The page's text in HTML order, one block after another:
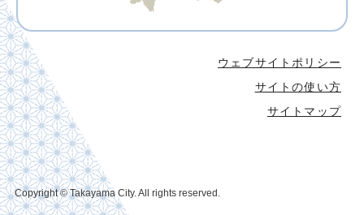
ウェブサイトポリシー
サイトの使い方
サイトマップ
Copyright © Takayama City. All rights reserved.